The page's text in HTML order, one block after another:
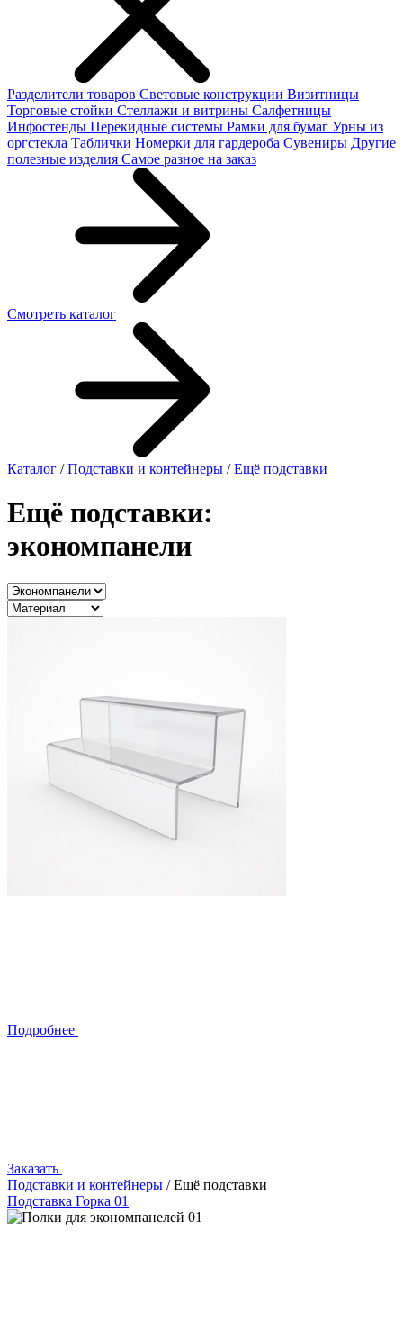
Разделители товаров Световые конструкции Визитницы
Торговые стойки Cтеллажи и витрины Салфетницы
Инфостенды Перекидные системы Рамки для бумаг Урны из
оргстекла Таблички Номерки для гардероба Сувениры Другие
полезные изделия Самое разное на заказ
Смотреть каталог
Каталог /Подставки и контейнеры /Ещё подставки
Ещё подставки:
экономпанели
Подробнее
Заказать
Подставки и контейнеры / Ещё подставки
Подставка Горка 01